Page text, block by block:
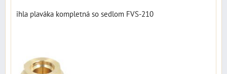
ihla plaváka kompletná so sedlom FVS-210